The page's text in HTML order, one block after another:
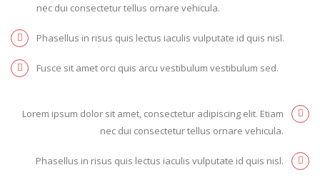
nec dui consectetur tellus ornare vehicula.
Phasellus in risus quis lectus iaculis vulputate id quis nisl.
Fusce sit amet orci quis arcu vestibulum vestibulum sed.
Lorem ipsum dolor sit amet, consectetur adipiscing elit. Etiam
nec dui consectetur tellus ornare vehicula.
Phasellus in risus quis lectus iaculis vulputate id quis nisl.